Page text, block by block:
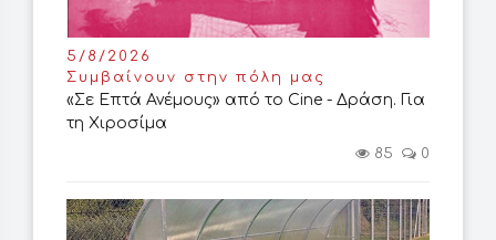
5/8/2026
Συμβαίνουν στην πόλη μας
«Σε Επτά Ανέμους» από το Cine - Δράση. Για
τη Χιροσίμα
85 0